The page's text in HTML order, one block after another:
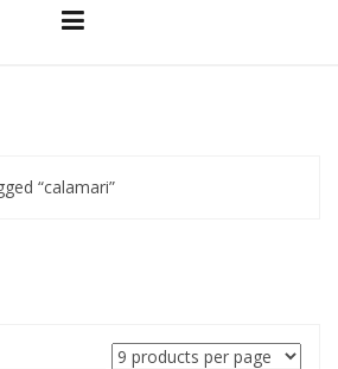
“calamari”